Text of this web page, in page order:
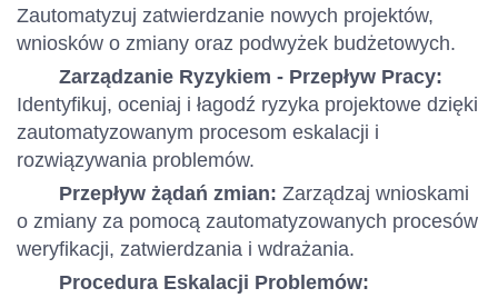
Zautomatyzuj zatwierdzanie nowych projektów,
wniosków o zmiany oraz podwyżek budżetowych.
Zarządzanie Ryzykiem - Przepływ Pracy:
Identyfikuj, oceniaj i łagodź ryzyka projektowe dzięki
zautomatyzowanym procesom eskalacji i
rozwiązywania problemów.
Przepływ żądań zmian: Zarządzaj wnioskami
o zmiany za pomocą zautomatyzowanych procesów
weryfikacji, zatwierdzania i wdrażania.
Procedura Eskalacji Problemów: